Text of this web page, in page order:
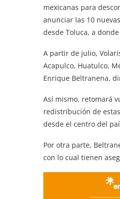
mexicanas para
anunciar las 10
desde Toluca, a
A partir de julio,
Acapulco, Huatulco,
Enrique Beltranena,
Así mismo, retomará
redistribución de
desde el centro del
Por otra parte,
con lo cual tienen